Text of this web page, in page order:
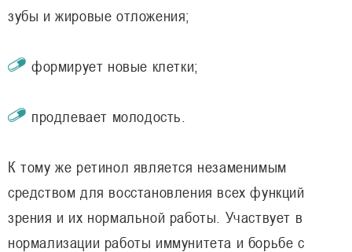
зубы и жировые отложения;
формирует новые клетки;
продлевает молодость.
К тому же ретинол является незаменимым
средством для восстановления всех функций
зрения и их нормальной работы. Участвует в
нормализации работы иммунитета и борьбе с